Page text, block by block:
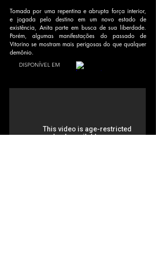
Tomada por uma repentina e abrupta força interior,
e jogada pelo destino em um novo estado de
existência, Anita parte em busca de sua liberdade.
Porém, algumas manifestações do passado de
Vitorino se mostram mais perigosas do que qualquer
demônio.
DISPONÍVEL EM